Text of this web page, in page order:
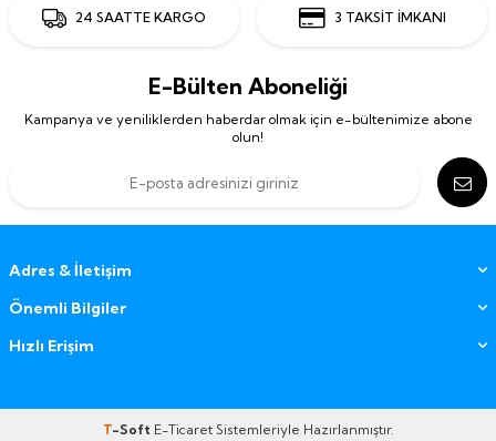
24 SAATTE KARGO 3 TAKSİT İMKANI
E-Bülten Aboneliği
Kampanya ve yeniliklerden haberdar olmak için e-bültenimize abone
olun!
Adres & İletişim
Önemli Bilgiler
Hızlı Erişim
T-Soft E-TicaretSistemleriyle Hazırlanmıştır.